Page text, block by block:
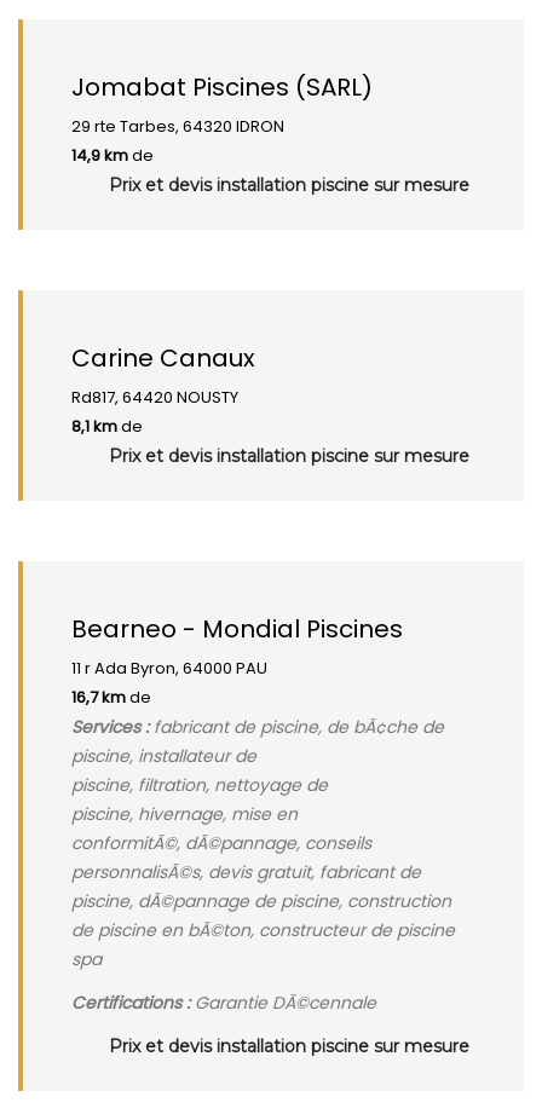
Jomabat Piscines (SARL)
29 rte Tarbes, 64320 IDRON
14,9 kmde
Prix et devis installation piscine sur mesure
Carine Canaux
Rd817, 64420 NOUSTY
8,1 kmde
Prix et devis installation piscine sur mesure
Bearneo - Mondial Piscines
11 r Ada Byron, 64000 PAU
16,7 kmde
Services :fabricant de piscine, de bÃ¢che de
piscine, installateur de
piscine, filtration, nettoyage de
piscine, hivernage, mise en
conformitÃ©, dÃ©pannage, conseils
personnalisÃ©s, devis gratuit, fabricant de
piscine, dÃ©pannage de piscine, construction
de piscine en bÃ©ton, constructeur de piscine
spa
Certifications :Garantie DÃ©cennale
Prix et devis installation piscine sur mesure